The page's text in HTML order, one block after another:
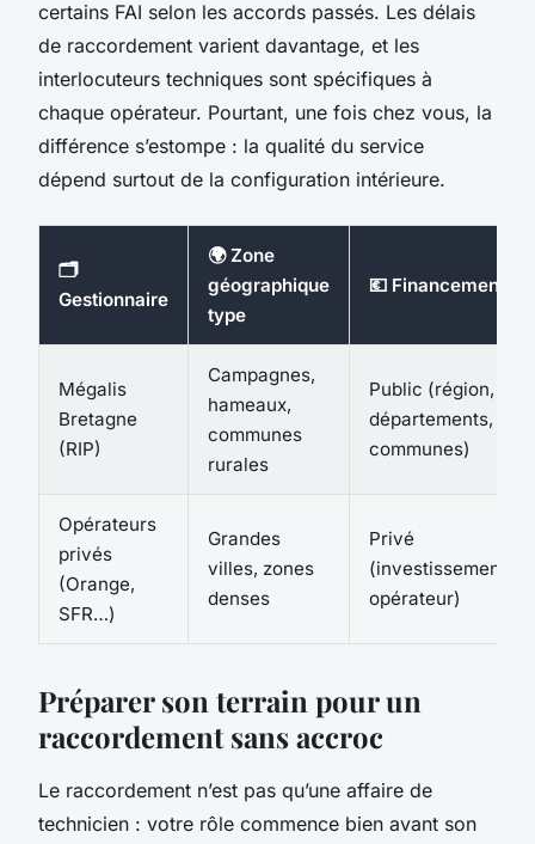
certains FAI selon les accords passés. Les délais
de raccordement varient davantage, et les
interlocuteurs techniques sont spécifiques à
chaque opérateur. Pourtant, une fois chez vous, la
différence s’estompe : la qualité du service
dépend surtout de la configuration intérieure.
🗂️
Gestionnaire
🌍 Zone
géographique
type
💶 Financement
Mégalis
Bretagne
(RIP)
Campagnes,
hameaux,
communes
rurales
Public (région,
départements,
communes)
Opérateurs
privés
(Orange,
SFR…)
Grandes
villes, zones
denses
Privé
(investissement
opérateur)
Préparer son terrain pour un
raccordement sans accroc
Le raccordement n’est pas qu’une affaire de
technicien : votre rôle commence bien avant son